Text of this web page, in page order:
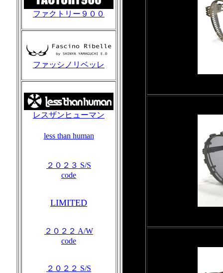
ファクトリー９００
ファッシノリベッレ
レスザンヒューマン
less than human
２０２３ S/S
code
LIMITED
２０２２ A/W
code
２０２２ S/S